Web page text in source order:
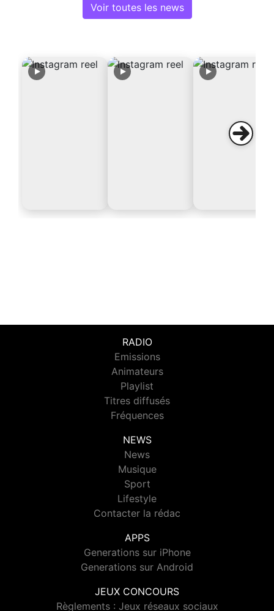
Voir toutes les news
RADIO
Emissions
Animateurs
Playlist
Titres diffusés
Fréquences
NEWS
News
Musique
Sport
Lifestyle
Contacter la rédac
APPS
Generations sur iPhone
Generations sur Android
JEUX CONCOURS
Règlements : Jeux réseaux sociaux